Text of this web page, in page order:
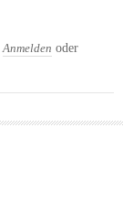
Anmelden oder